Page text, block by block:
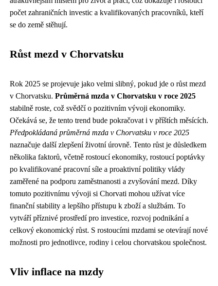
počet zahraničních investic a kvalifikovaných pracovníků, kteří
se do země stěhují.
Růst mezd v Chorvatsku
Rok 2025 se projevuje jako velmi slibný, pokud jde o růst mezd
v Chorvatsku. Průměrná mzda v Chorvatsku v roce 2025
stabilně roste, což svědčí o pozitivním vývoji ekonomiky.
Očekává se, že tento trend bude pokračovat i v příštích měsících.
Předpokládaná průměrná mzda v Chorvatsku v roce 2025
naznačuje další zlepšení životní úrovně. Tento růst je důsledkem
několika faktorů, včetně rostoucí ekonomiky, rostoucí poptávky
po kvalifikované pracovní síle a proaktivní politiky vlády
zaměřené na podporu zaměstnanosti a zvyšování mezd. Díky
tomuto pozitivnímu vývoji si Chorvati mohou užívat více
finanční stability a lepšího přístupu k zboží a službám. To
vytváří příznivé prostředí pro investice, rozvoj podnikání a
celkový ekonomický růst. S rostoucími mzdami se otevírají nové
možnosti pro jednotlivce, rodiny i celou chorvatskou společnost.
Vliv inflace na mzdy